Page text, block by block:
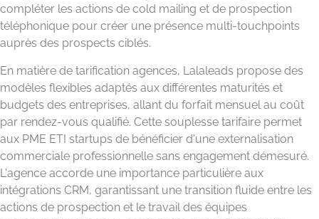
compléter les actions de cold mailing et de prospection
téléphonique pour créer une présence multi-touchpoints
auprès des prospects ciblés.
En matière de tarification agences, Lalaleads propose des
modèles flexibles adaptés aux différentes maturités et
budgets des entreprises, allant du forfait mensuel au coût
par rendez-vous qualifié. Cette souplesse tarifaire permet
aux PME ETI startups de bénéficier d'une externalisation
commerciale professionnelle sans engagement démesuré.
L'agence accorde une importance particulière aux
intégrations CRM, garantissant une transition fluide entre les
actions de prospection et le travail des équipes